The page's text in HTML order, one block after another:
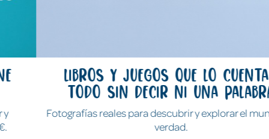
Libros y juegos que lo cuentan
todo sin decir ni una palabra
Fotografías reales para descubrir y explorar el mundo de